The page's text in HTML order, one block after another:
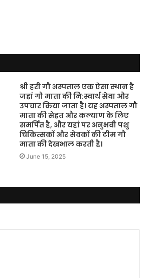
श्री हरी गौ अस्पताल एक ऐसा स्थान है
जहां गौ माता की नि:स्वार्थ सेवा और
उपचार किया जाता है। यह अस्पताल गौ
माता की सेहत और कल्याण के लिए
समर्पित है, और यहां पर अनुभवी पशु
चिकित्सकों और सेवकों की टीम गौ
माता की देखभाल करती है।
June 15, 2025